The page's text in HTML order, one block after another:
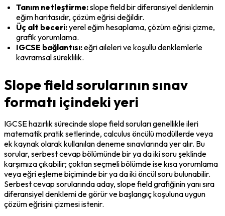
Tanım netleştirme: slope field bir diferansiyel denklemin
eğim haritasıdır, çözüm eğrisi değildir.
Üç alt beceri: yerel eğim hesaplama, çözüm eğrisi çizme,
grafik yorumlama.
IGCSE bağlantısı: eğri aileleri ve koşullu denklemlerle
kavramsal süreklilik.
Slope field sorularının sınav
formatı içindeki yeri
IGCSE hazırlık sürecinde slope field soruları genellikle ileri
matematik pratik setlerinde, calculus öncülü modüllerde veya
ek kaynak olarak kullanılan deneme sınavlarında yer alır. Bu
sorular, serbest cevap bölümünde bir ya da iki soru şeklinde
karşımıza çıkabilir; çoktan seçmeli bölümde ise kısa yorumlama
veya eğri eşleme biçiminde bir ya da iki öncül soru bulunabilir.
Serbest cevap sorularında aday, slope field grafiğinin yanı sıra
diferansiyel denklemi de görür ve başlangıç koşuluna uygun
çözüm eğrisini çizmesi istenir.